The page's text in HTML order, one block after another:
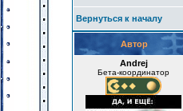
Вернуться к началу
Автор
Andrej
Бета-координатор